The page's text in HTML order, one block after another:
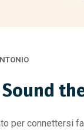
per connettersi